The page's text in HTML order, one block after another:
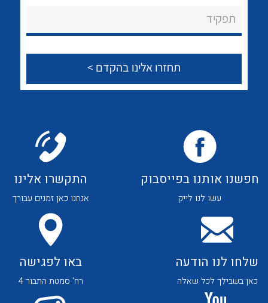
צור קשר
לכל מוצרי היצרן לכל מוצרי היצרן
לכל מוצרי היצרן לכל מוצרי היצרן
תפקיד
חפשנו אותנו בפייסבוק
עשו לנו לייק
התקשרו אלינו
אנחנו כאן זמנים עבורך
שלחו לנו הודעה
כאן בשבילך לכל שאלה
באו לפגישה
רח' סמטת התבור 4